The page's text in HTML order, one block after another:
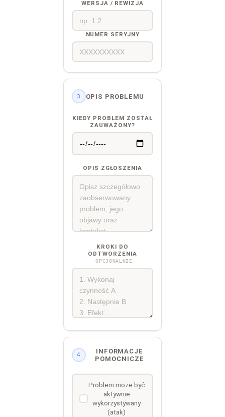
WERSJA / REWIZJA
NUMER SERYJNY
3 OPIS PROBLEMU
KIEDY PROBLEM ZOSTAŁ
ZAUWAŻONY?
OPIS ZGŁOSZENIA
KROKI DO
ODTWORZENIA
OPCJONALNIE
4
INFORMACJE
POMOCNICZE
Problem może być
aktywnie
wykorzystywany
(atak)